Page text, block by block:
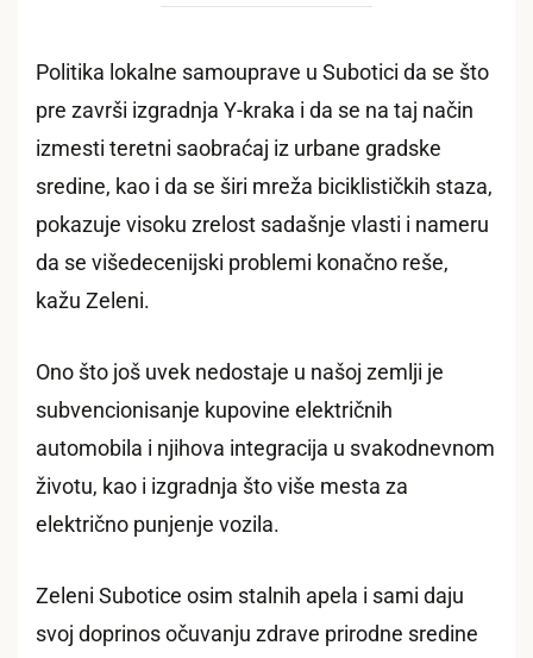
Politika lokalne samouprave u Subotici da se što
pre završi izgradnja Y-kraka i da se na taj način
izmesti teretni saobraćaj iz urbane gradske
sredine, kao i da se širi mreža biciklističkih staza,
pokazuje visoku zrelost sadašnje vlasti i nameru
da se višedecenijski problemi konačno reše,
kažu Zeleni.
Ono što još uvek nedostaje u našoj zemlji je
subvencionisanje kupovine električnih
automobila i njihova integracija u svakodnevnom
životu, kao i izgradnja što više mesta za
električno punjenje vozila.
Zeleni Subotice osim stalnih apela i sami daju
svoj doprinos očuvanju zdrave prirodne sredine